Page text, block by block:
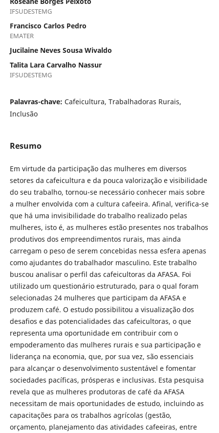
IFSUDESTEMG
Francisco Carlos Pedro
EMATER
Jucilaine Neves Sousa Wivaldo
Talita Lara Carvalho Nassur
IFSUDESTEMG
Palavras-chave: Cafeicultura, Trabalhadoras Rurais,
Inclusão
Resumo
Em virtude da participação das mulheres em diversos
setores da cafeicultura e da pouca valorização e visibilidade
do seu trabalho, tornou-se necessário conhecer mais sobre
a mulher envolvida com a cultura cafeeira. Afinal, verifica-se
que há uma invisibilidade do trabalho realizado pelas
mulheres, isto é, as mulheres estão presentes nos trabalhos
produtivos dos empreendimentos rurais, mas ainda
carregam o peso de serem concebidas nessa esfera apenas
como ajudantes do trabalhador masculino. Este trabalho
buscou analisar o perfil das cafeicultoras da AFASA. Foi
utilizado um questionário estruturado, para o qual foram
selecionadas 24 mulheres que participam da AFASA e
produzem café. O estudo possibilitou a visualização dos
desafios e das potencialidades das cafeicultoras, o que
representa uma oportunidade em contribuir com o
empoderamento das mulheres rurais e sua participação e
liderança na economia, que, por sua vez, são essenciais
para alcançar o desenvolvimento sustentável e fomentar
sociedades pacíficas, prósperas e inclusivas. Esta pesquisa
revela que as mulheres produtoras de café da AFASA
necessitam de mais oportunidades de estudo, incluindo as
capacitações para os trabalhos agrícolas (gestão,
orçamento, planejamento das atividades cafeeiras, entre